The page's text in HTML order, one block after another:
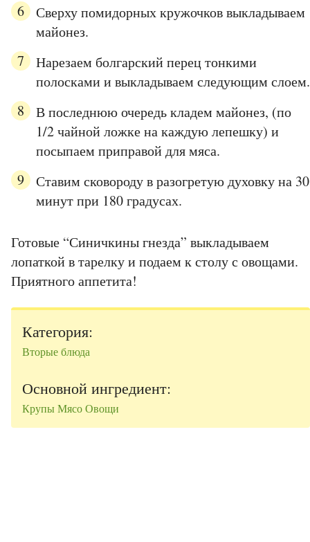
Сверху помидорных кружочков выкладываем
майонез.
Нарезаем болгарский перец тонкими
полосками и выкладываем следующим слоем.
В последнюю очередь кладем майонез, (по
1/2 чайной ложке на каждую лепешку) и
посыпаем приправой для мяса.
Ставим сковороду в разогретую духовку на 30
минут при 180 градусах.
Готовые “Синичкины гнезда” выкладываем
лопаткой в тарелку и подаем к столу с овощами.
Приятного аппетита!
Категория:
Вторые блюда
Основной ингредиент:
КрупыМясоОвощи